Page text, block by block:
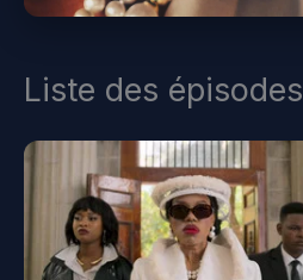
Liste des épisodes